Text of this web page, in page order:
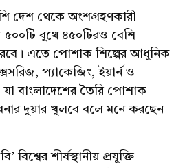
দেশ থেকে অংশগ্রহণকারী
৫০০টি বুথে ৪৫০টিরও বেশি
করবে। এতে পোশাক শিল্পের আধুনিক
প্যাকেজিং, ইয়ার্ন ও
যা বাংলাদেশের তৈরি পোশাক
দুয়ার খুলবে বলে মনে করছেন
বিশ্বের শীর্ষস্থানীয় প্রযুক্তি